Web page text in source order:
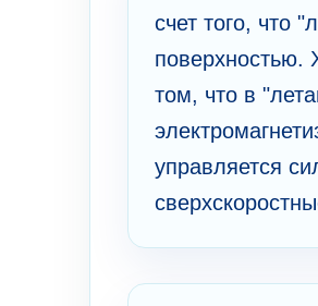
счет того, что
том, что в
управляется